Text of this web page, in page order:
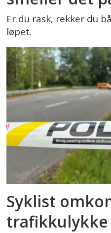
Er du rask, rekker du
løpet.
Syklist
trafikkulykke